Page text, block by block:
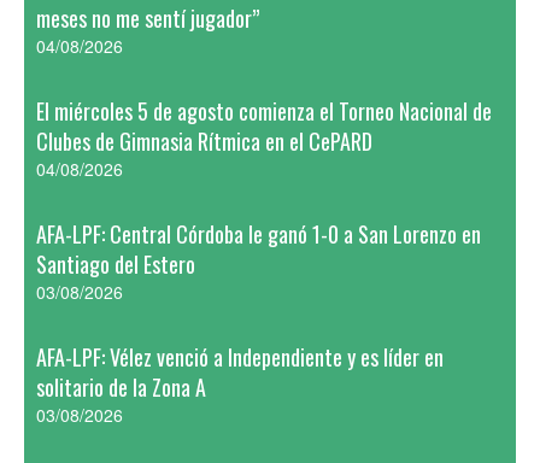
meses no me sentí jugador”
04/08/2026
El miércoles 5 de agosto comienza el Torneo Nacional de
Clubes de Gimnasia Rítmica en el CePARD
04/08/2026
AFA-LPF: Central Córdoba le ganó 1-0 a San Lorenzo en
Santiago del Estero
03/08/2026
AFA-LPF: Vélez venció a Independiente y es líder en
solitario de la Zona A
03/08/2026